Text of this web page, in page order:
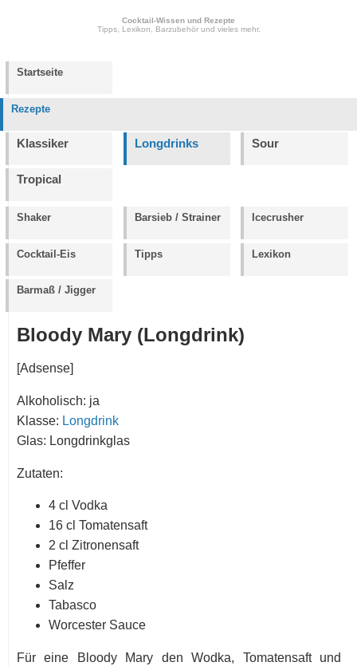
Cocktail-Wissen und Rezepte
Tipps, Lexikon, Barzubehör und vieles mehr.
Startseite
Rezepte
Klassiker Longdrinks Sour
Tropical
Shaker Barsieb / Strainer Icecrusher
Cocktail-Eis Tipps Lexikon
Barmaß / Jigger
Bloody Mary (Longdrink)
[Adsense]
Alkoholisch: ja
Klasse: Longdrink
Glas: Longdrinkglas
Zutaten:
4 cl Vodka
16 cl Tomatensaft
2 cl Zitronensaft
Pfeffer
Salz
Tabasco
Worcester Sauce
Für eine Bloody Mary den Wodka, Tomatensaft und